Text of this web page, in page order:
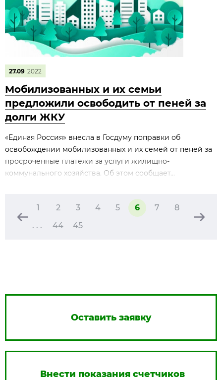
27.09 2022
Мобилизованных и их семьи
предложили освободить от пеней за
долги ЖКУ
«Единая Россия» внесла в Госдуму поправки об
освобождении мобилизованных и их семей от пеней за
просроченные платежи за услуги жилищно-
коммунального хозяйства. Об этом сообщает...
1 2 3 4 5 6 7
8
. . .
44 45
Оставить заявку
Внести показания счетчиков